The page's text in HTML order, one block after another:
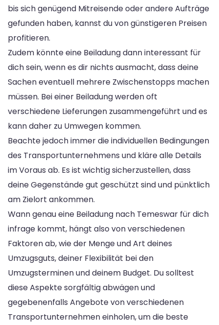
bis sich genügend Mitreisende oder andere Aufträge
gefunden haben, kannst du von günstigeren Preisen
profitieren.
Zudem könnte eine Beiladung dann interessant für
dich sein, wenn es dir nichts ausmacht, dass deine
Sachen eventuell mehrere Zwischenstopps machen
müssen. Bei einer Beiladung werden oft
verschiedene Lieferungen zusammengeführt und es
kann daher zu Umwegen kommen.
Beachte jedoch immer die individuellen Bedingungen
des Transportunternehmens und kläre alle Details
im Voraus ab. Es ist wichtig sicherzustellen, dass
deine Gegenstände gut geschützt sind und pünktlich
am Zielort ankommen.
Wann genau eine Beiladung nach Temeswar für dich
infrage kommt, hängt also von verschiedenen
Faktoren ab, wie der Menge und Art deines
Umzugsguts, deiner Flexibilität bei den
Umzugsterminen und deinem Budget. Du solltest
diese Aspekte sorgfältig abwägen und
gegebenenfalls Angebote von verschiedenen
Transportunternehmen einholen, um die beste